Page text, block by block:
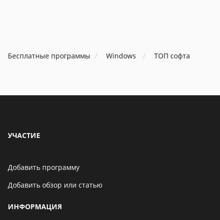
06 мая 2021
Бенчмарк AnTuTu
06 мая 2021
Бесплатные программы Windows ТОП софта
УЧАСТИЕ
Добавить программу
Добавить обзор или статью
ИНФОРМАЦИЯ